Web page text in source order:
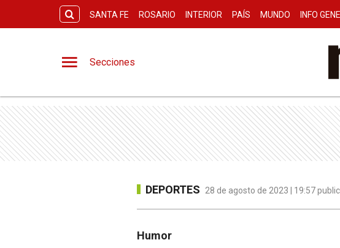
SANTA FE ROSARIO INTERIOR PAÍS MUNDO INFO
Secciones
DEPORTES 28 de agosto de 2023 | 19:57
Humor